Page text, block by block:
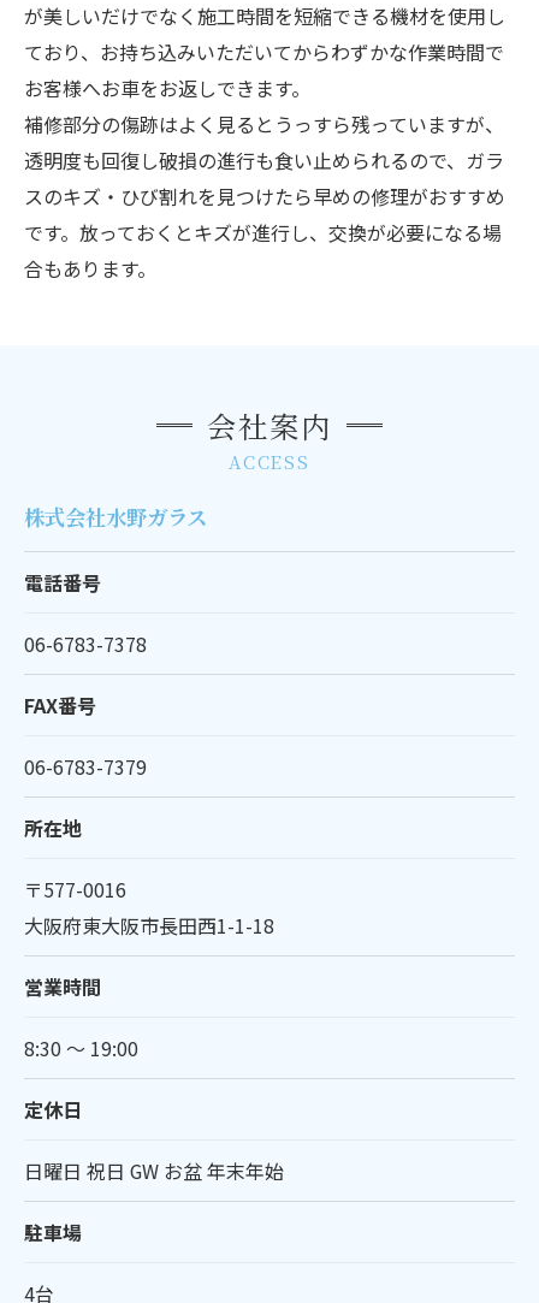
が美しいだけでなく施工時間を短縮できる機材を使用し
ており、お持ち込みいただいてからわずかな作業時間で
お客様へお車をお返しできます。
補修部分の傷跡はよく見るとうっすら残っていますが、
透明度も回復し破損の進行も食い止められるので、ガラ
スのキズ・ひび割れを見つけたら早めの修理がおすすめ
です。放っておくとキズが進行し、交換が必要になる場
合もあります。
会社案内
ACCESS
株式会社水野ガラス
電話番号
06-6783-7378
FAX番号
06-6783-7379
所在地
〒577-0016
大阪府東大阪市長田西1-1-18
営業時間
8:30 〜 19:00
定休日
日曜日 祝日 GW お盆 年末年始
駐車場
4台